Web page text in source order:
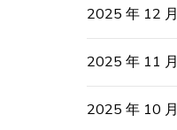
2025 年 12 月
2025 年 11 月
2025 年 10 月